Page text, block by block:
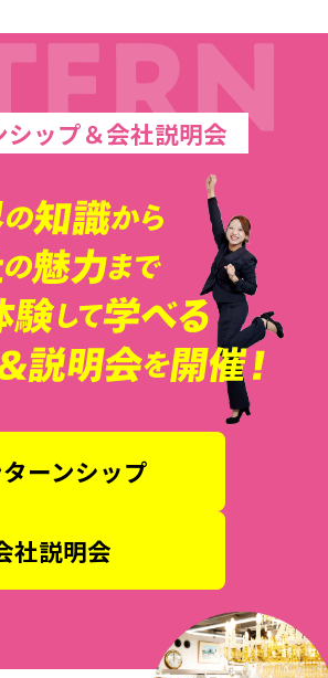
シップ＆会社説明会
ーンシップ
社説明会